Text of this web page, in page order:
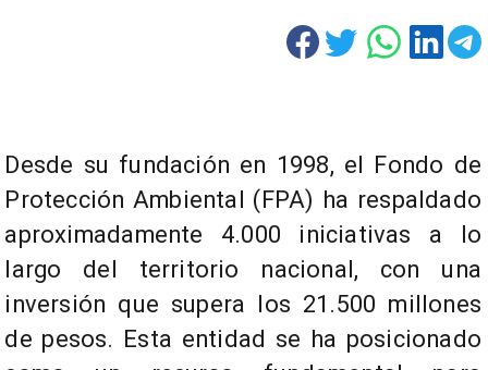
Desde su fundación en 1998, el Fondo de
Protección Ambiental (FPA) ha respaldado
aproximadamente 4.000 iniciativas a lo
largo del territorio nacional, con una
inversión que supera los 21.500 millones
de pesos. Esta entidad se ha posicionado